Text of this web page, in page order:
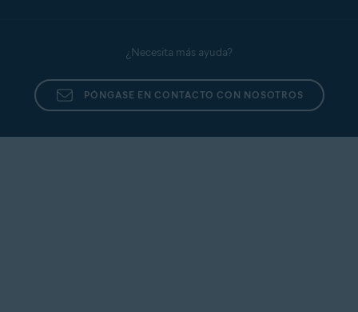
¿Necesita más ayuda?
PÓNGASE EN CONTACTO CON NOSOTROS